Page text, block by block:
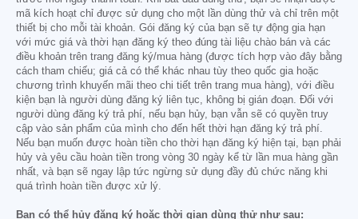
mã kích hoạt chỉ được sử dụng cho một lần dùng thử và chỉ trên một
thiết bị cho mỗi tài khoản. Gói đăng ký của bạn sẽ tự động gia hạn
với mức giá và thời hạn đăng ký theo đúng tài liệu chào bán và các
điều khoản trên trang đăng ký/mua hàng (được tích hợp vào đây bằng
cách tham chiếu; giá cả có thể khác nhau tùy theo quốc gia hoặc
chương trình khuyến mãi theo chi tiết trên trang mua hàng), với điều
kiện bạn là người dùng đăng ký liên tục, không bị gián đoạn. Đối với
người dùng đăng ký trả phí, nếu bạn hủy, bạn vẫn sẽ có quyền truy
cập vào sản phẩm của mình cho đến hết thời hạn đăng ký trả phí.
Nếu bạn muốn được hoàn tiền cho thời hạn đăng ký hiện tại, bạn phải
hủy và yêu cầu hoàn tiền trong vòng 30 ngày kể từ lần mua hàng gần
nhất, và bạn sẽ ngay lập tức ngừng sử dụng đầy đủ chức năng khi
quá trình hoàn tiền được xử lý.
Bạn có thể hủy đăng ký hoặc thời gian dùng thử như sau: